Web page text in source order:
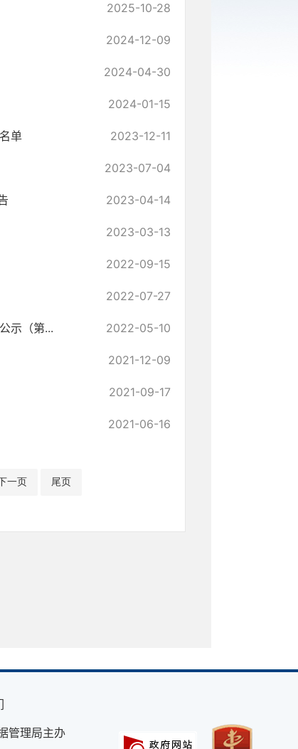
2025-10-28
2024-12-09
2024-04-30
2024-01-15
单 2023-12-11
2023-07-04
2023-04-14
2023-03-13
2022-09-15
2022-07-27
示（第... 2022-05-10
2021-12-09
2021-09-17
2021-06-16
一页 尾页
管理局主办